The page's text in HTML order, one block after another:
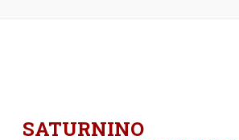
SATURNINO